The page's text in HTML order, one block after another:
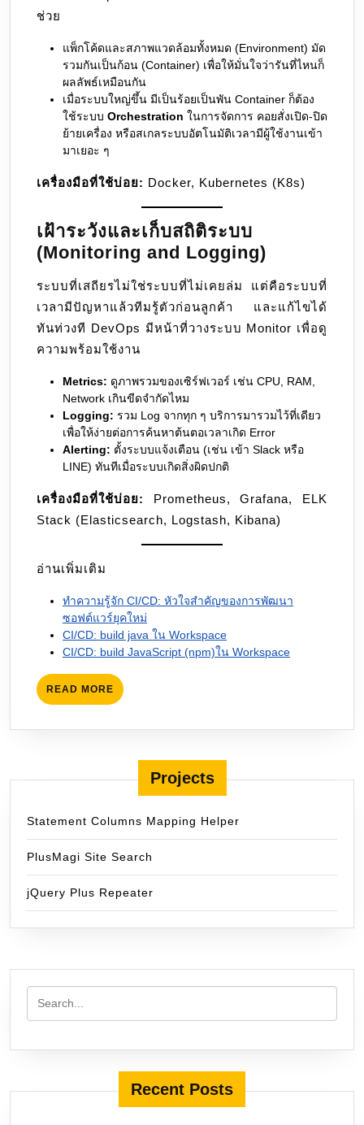
ช่วย
แพ็กโค้ดและสภาพแวดล้อมทั้งหมด (Environment) มัด
รวมกันเป็นก้อน (Container) เพื่อให้มั่นใจว่ารันที่ไหนก็
ผลลัพธ์เหมือนกัน
เมื่อระบบใหญ่ขึ้น มีเป็นร้อยเป็นพัน Container ก็ต้อง
ใช้ระบบ Orchestration ในการจัดการ คอยสั่งเปิด-ปิด
ย้ายเครื่อง หรือสเกลระบบอัตโนมัติเวลามีผู้ใช้งานเข้า
มาเยอะ ๆ
เครื่องมือที่ใช้บ่อย: Docker, Kubernetes (K8s)
เฝ้าระวังและเก็บสถิติระบบ
(Monitoring and Logging)
ระบบที่เสถียรไม่ใช่ระบบที่ไม่เคยล่ม แต่คือระบบที่
เวลามีปัญหาแล้วทีมรู้ตัวก่อนลูกค้า และแก้ไขได้
ทันท่วงที DevOps มีหน้าที่วางระบบ Monitor เพื่อดู
ความพร้อมใช้งาน
Metrics: ดูภาพรวมของเซิร์ฟเวอร์ เช่น CPU, RAM,
Network เกินขีดจำกัดไหม
Logging: รวม Log จากทุก ๆ บริการมารวมไว้ที่เดียว
เพื่อให้ง่ายต่อการค้นหาต้นตอเวลาเกิด Error
Alerting: ตั้งระบบแจ้งเตือน (เช่น เข้า Slack หรือ
LINE) ทันทีเมื่อระบบเกิดสิ่งผิดปกติ
เครื่องมือที่ใช้บ่อย:
Prometheus, Grafana, ELK
Stack (Elasticsearch, Logstash, Kibana)
อ่านเพิ่มเติม
ทำความรู้จัก CI/CD: หัวใจสำคัญของการพัฒนา
ซอฟต์แวร์ยุคใหม่
CI/CD: build java ใน Workspace
CI/CD: build JavaScript (npm)ใน Workspace
READ MORE READ
MORE
Projects
Statement Columns Mapping Helper
PlusMagi Site Search
jQuery Plus Repeater
Recent Posts